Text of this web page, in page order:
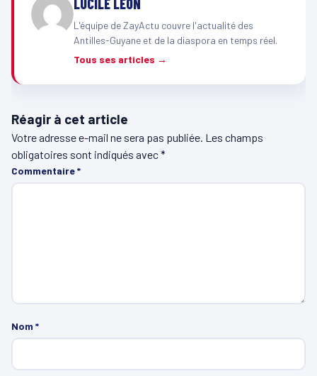
L'équipe de ZayActu couvre l'actualité des
Antilles-Guyane et de la diaspora en temps réel.
Tous ses articles →
Réagir à cet article
Votre adresse e-mail ne sera pas publiée. Les champs
obligatoires sont indiqués avec*
Commentaire*
Nom *